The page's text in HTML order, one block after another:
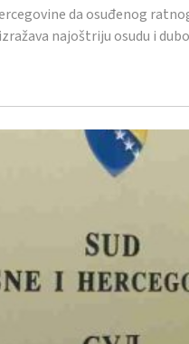
da osuđenog
najoštriju osudu i